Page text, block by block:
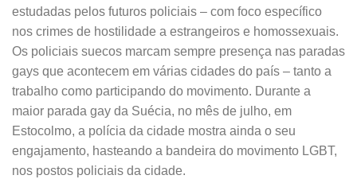
estudadas pelos futuros policiais – com foco específico
nos crimes de hostilidade a estrangeiros e homossexuais.
Os policiais suecos marcam sempre presença nas paradas
gays que acontecem em várias cidades do país – tanto a
trabalho como participando do movimento. Durante a
maior parada gay da Suécia, no mês de julho, em
Estocolmo, a polícia da cidade mostra ainda o seu
engajamento, hasteando a bandeira do movimento LGBT,
nos postos policiais da cidade.